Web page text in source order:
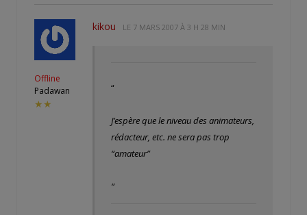
Offline
Padawan
★★
kikou LE 7 MARS 2007 À 3 H 28 MIN
“
J’espère que le niveau des animateurs,
rédacteur, etc. ne sera pas trop
“amateur”
“